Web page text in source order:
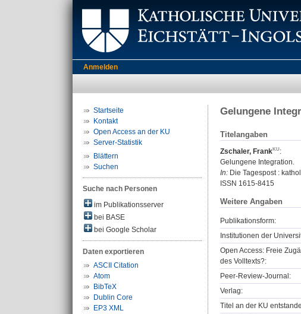
Anmelden
Startseite
Kontakt
Open Access an der KU
Server-Statistik
Blättern
Suchen
Suche nach Personen
im Publikationsserver
bei BASE
bei Google Scholar
Daten exportieren
ASCII Citation
Atom
BibTeX
Dublin Core
EP3 XML
Gelungene
Titelangaben
Zschaler, Frank
:
Gelungene Integration.
In: Die Tagespost :
ISSN 1615-8415
Weitere Angaben
Publikationsform:
Institutionen der
Open Access: Freie
des Volltexts?:
Peer-Review-Journal:
Verlag:
Titel an der KU